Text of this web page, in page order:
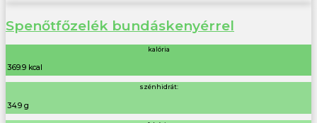
Spenőtfőzelék bundáskenyérrel
kalória
369.9 kcal
szénhidrát:
34.9 g